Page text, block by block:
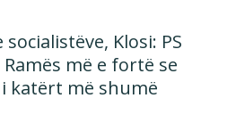
Klosi: PS
më e fortë se
katërt më shumë